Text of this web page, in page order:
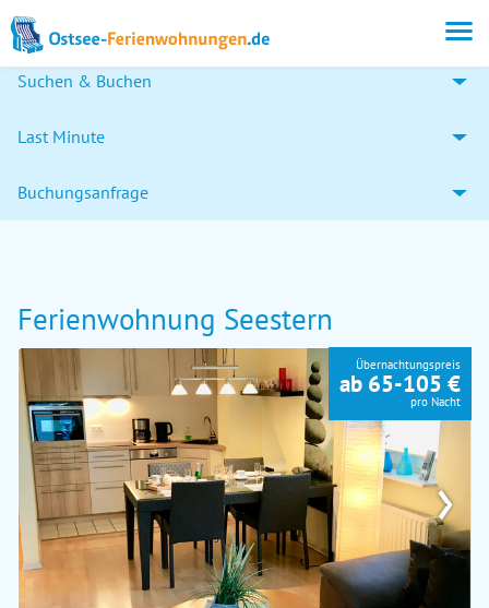
Suchen & Buchen
Last Minute
Buchungsanfrage
Ferienwohnung Seestern
›
Übernachtungspreis
ab 65-105 €
pro Nacht